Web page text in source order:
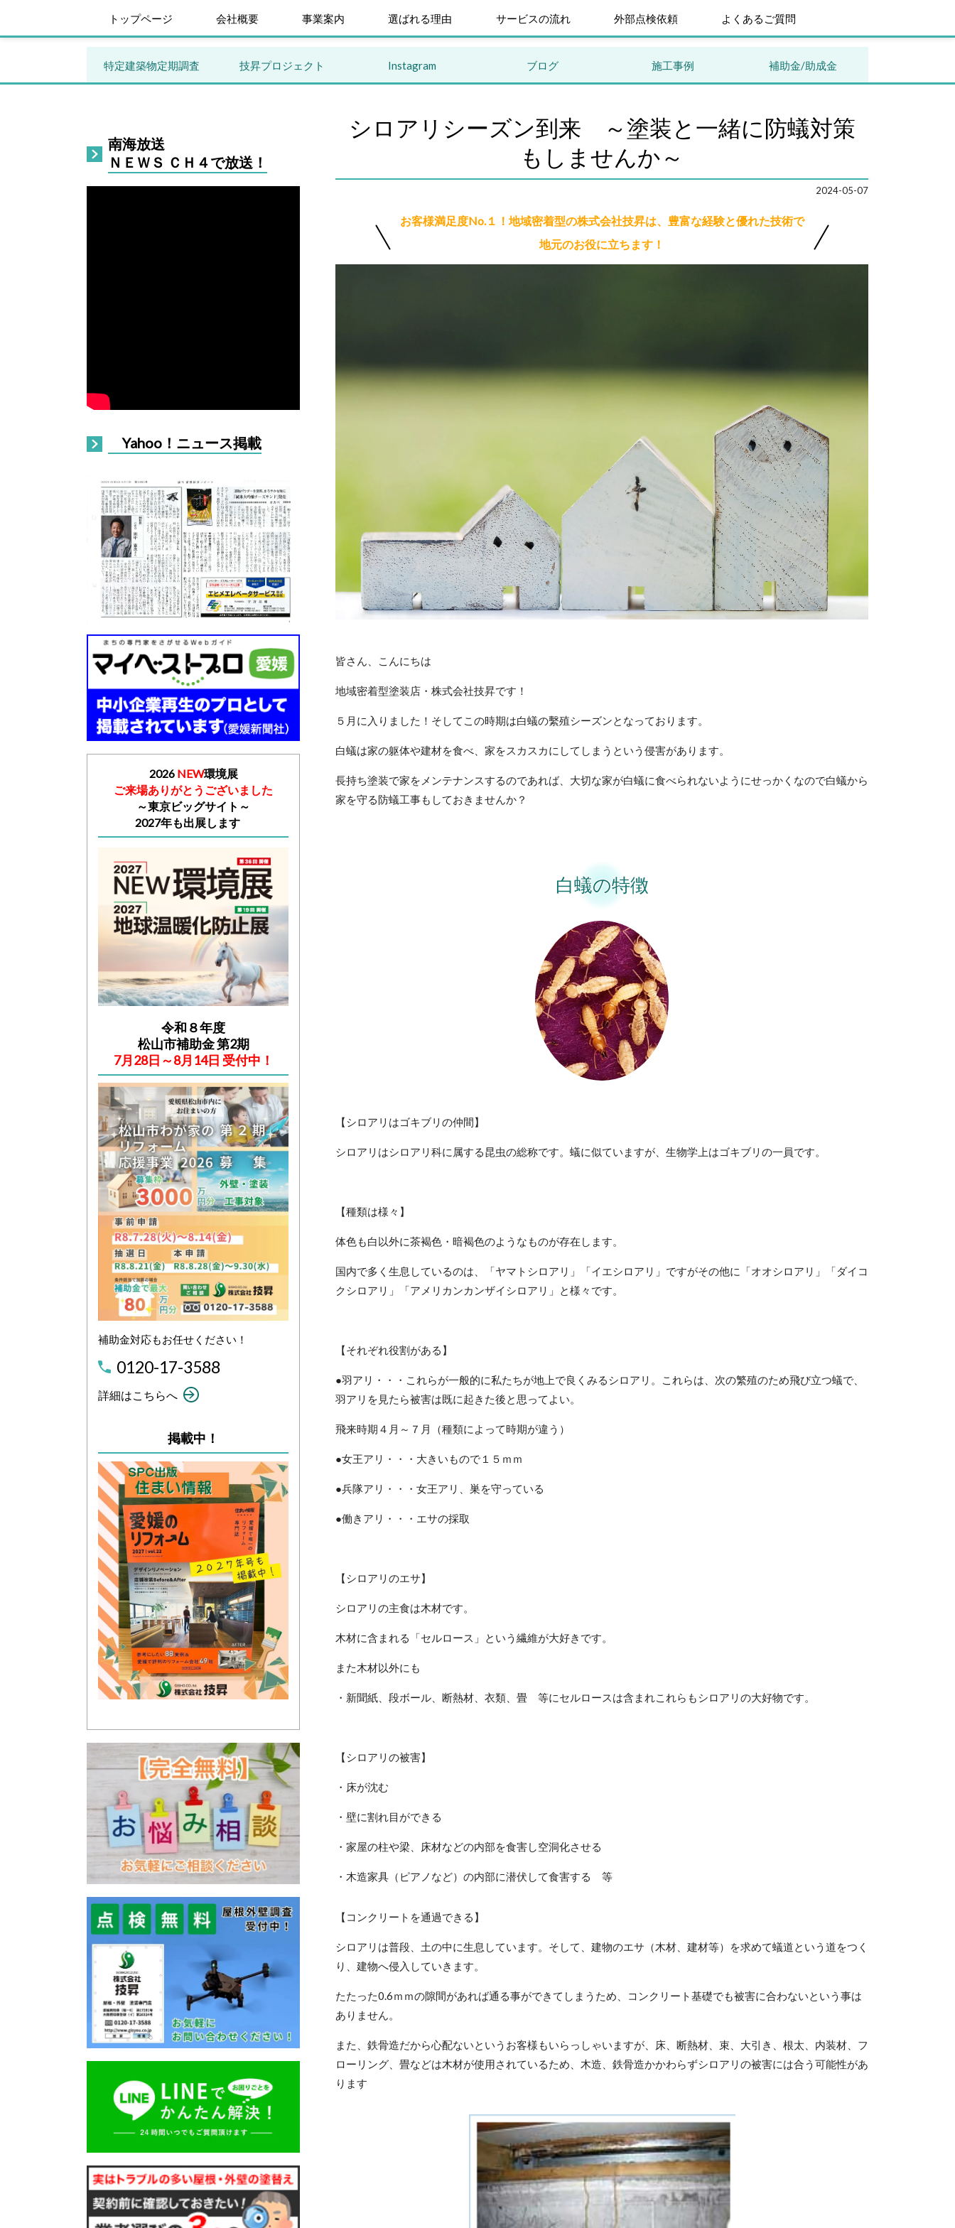
トップページ 会社概要 事業案内 選ばれる理由 サービスの流れ 外部点検依頼 よくあるご質問
特定建築物定期調査 技昇プロジェクト Instagram ブログ 施工事例 補助金/助成金
シロアリシーズン到来 ～塗装と一緒に防蟻対策
もしませんか～
2024-05-07
お客様満足度No.１！地域密着型の株式会社技昇は、豊富な経験と優れた技術で
地元のお役に立ちます！
皆さん、こんにちは
地域密着型塗装店・株式会社技昇です！
５月に入りました！そしてこの時期は白蟻の繫殖シーズンとなっております。
白蟻は家の躯体や建材を食べ、家をスカスカにしてしまうという侵害があります。
長持ち塗装で家をメンテナンスするのであれば、大切な家が白蟻に食べられないようにせっかくなので白蟻から
家を守る防蟻工事もしておきませんか？
白蟻の特徴
【シロアリはゴキブリの仲間】
シロアリはシロアリ科に属する昆虫の総称です。蟻に似ていますが、生物学上はゴキブリの一員です。
【種類は様々】
体色も白以外に茶褐色・暗褐色のようなものが存在します。
国内で多く生息しているのは、「ヤマトシロアリ」「イエシロアリ」ですがその他に「オオシロアリ」「ダイコ
クシロアリ」「アメリカンカンザイシロアリ」と様々です。
【それぞれ役割がある】
●羽アリ・・・これらが一般的に私たちが地上で良くみるシロアリ。これらは、次の繁殖のため飛び立つ蟻で、
羽アリを見たら被害は既に起きた後と思ってよい。
飛来時期４月～７月（種類によって時期が違う）
●女王アリ・・・大きいもので１５ｍｍ
●兵隊アリ・・・女王アリ、巣を守っている
●働きアリ・・・エサの採取
【シロアリのエサ】
シロアリの主食は木材です。
木材に含まれる「セルロース」という繊維が大好きです。
また木材以外にも
・新聞紙、段ボール、断熱材、衣類、畳 等にセルロースは含まれこれらもシロアリの大好物です。
【シロアリの被害】
・床が沈む
・壁に割れ目ができる
・家屋の柱や梁、床材などの内部を食害し空洞化させる
・木造家具（ピアノなど）の内部に潜伏して食害する 等
【コンクリートを通過できる】
シロアリは普段、土の中に生息しています。そして、建物のエサ（木材、建材等）を求めて蟻道という道をつく
り、建物へ侵入していきます。
たたった0.6ｍｍの隙間があれば通る事ができてしまうため、コンクリート基礎でも被害に合わないという事は
ありません。
また、鉄骨造だから心配ないというお客様もいらっしゃいますが、床、断熱材、束、大引き、根太、内装材、フ
ローリング、畳などは木材が使用されているため、木造、鉄骨造かかわらずシロアリの被害には合う可能性があ
ります
南海放送
ＮＥＷＳ ＣＨ４で放送！
Yahoo！ニュース掲載
2026 NEW環境展
ご来場ありがとうございました
～東京ビッグサイト～
2027年も出展します
令和８年度
松山市補助金 第2期
7月28日～8月14日 受付中！
補助金対応もお任せください！
0120-17-3588
詳細はこちらへ
掲載中！